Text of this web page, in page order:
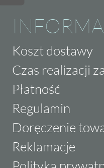
Koszt dostawy
Czas realizacji
Płatność
Regulamin
Doręczenie
Reklamacje